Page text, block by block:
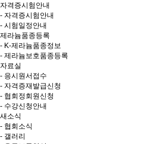
자격증시험안내
- 자격증시험안내
- 시험일정안내
제라늄품종등록
- K-제라늄품종정보
- 제라늄보호품종등록
자료실
- 응시원서접수
- 자격증재발급신청
- 협회정회원신청
- 수강신청안내
새소식
- 협회소식
- 갤러리